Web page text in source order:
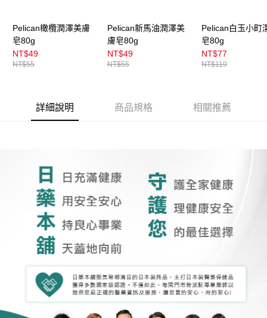
付款後門市自取
每筆NT$100，滿NT$399(含以上)免運費
Pelican橄欖潤澤美膚
皂80g
NT$49
NT$55
Pelican新馬油潤澤美
膚皂80g
NT$49
NT$55
Pelican白玉小町
皂80g
NT$77
NT$119
詳細說明 商品規格 相關推薦